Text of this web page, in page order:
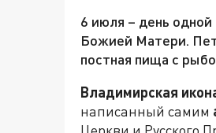
6 июля – день
Божией Матери.
постная пища с
Владимирская
написанный самим